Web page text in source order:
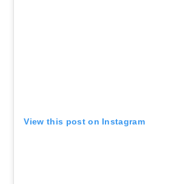
View this post on Instagram